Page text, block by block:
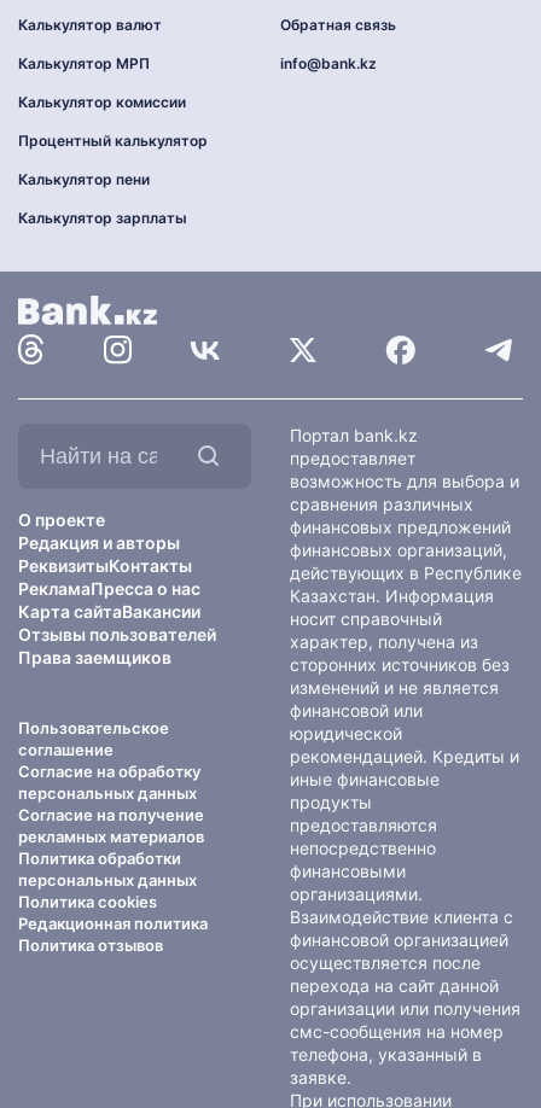
Калькулятор валют
Калькулятор МРП
Калькулятор комиссии
Процентный калькулятор
Калькулятор пени
Калькулятор зарплаты
Обратная связь
info@bank.kz
О проекте
Редакция и авторы
РеквизитыКонтакты
РекламаПресса о нас
Карта сайтаВакансии
Отзывы пользователей
Права заемщиков
Пользовательское
соглашение
Согласие на обработку
персональных данных
Согласие на получение
рекламных материалов
Политика обработки
персональных данных
Политика cookies
Редакционная политика
Политика отзывов
Портал bank.kz
предоставляет
возможность для выбора и
сравнения различных
финансовых предложений
финансовых организаций,
действующих в Республике
Казахстан. Информация
носит справочный
характер, получена из
сторонних источников без
изменений и не является
финансовой или
юридической
рекомендацией. Кредиты и
иные финансовые
продукты
предоставляются
непосредственно
финансовыми
организациями.
Взаимодействие клиента с
финансовой организацией
осуществляется после
перехода на сайт данной
организации или получения
смс-сообщения на номер
телефона, указанный в
заявке.
При использовании